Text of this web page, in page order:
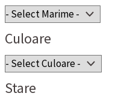
Culoare
Stare